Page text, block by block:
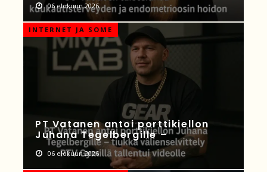
06 elokuun 2026
INTERNET JA SOME
PT Vatanen antoi porttikiellon
Juhana Tegelbergille –
06 elokuun 2026